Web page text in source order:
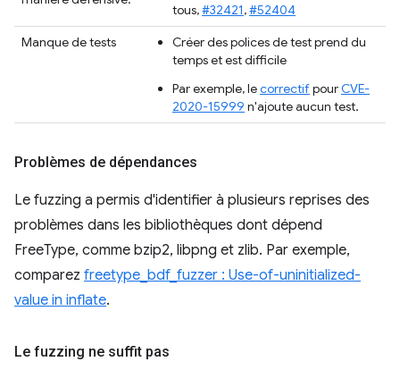
tous,#32421,#52404
Manque de tests
Créer des polices de test prend du
temps et est difficile
Par exemple, lecorrectifpourCVE-
2020-15999 n'ajoute aucun test.
Problèmes de dépendances
Le fuzzing a permis d'identifier à plusieurs reprises des
problèmes dans les bibliothèques dont dépend
FreeType, comme bzip2, libpng et zlib. Par exemple,
comparez freetype_bdf_fuzzer : Use-of-uninitialized-
value in inflate.
Le fuzzing ne suffit pas